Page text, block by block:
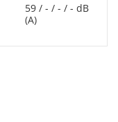
59 / - / - / - dB
(A)